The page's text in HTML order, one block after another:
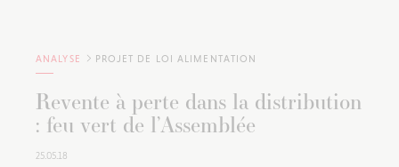
ANALYSE PROJET DE LOI ALIMENTATION
Revente à perte dans la distribution
: feu vert de l’Assemblée
25.05.18